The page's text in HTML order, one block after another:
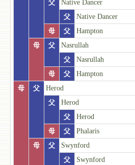
父
Native Dancer
父
Native Dancer
母
父
Hampton
母
父
Nasrullah
父
Nasrullah
母
父
Hampton
母
父
Herod
父
Herod
父
Herod
母
父
Phalaris
母
父
Swynford
父
Swynford